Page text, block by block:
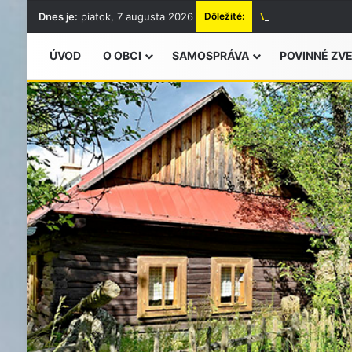
Dnes je: piatok, 7 augusta 2026 Dôležité: Vyhlásenie času
ÚVOD O OBCI SAMOSPRÁVA POVINNÉ